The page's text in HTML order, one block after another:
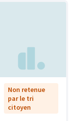
Non retenue
par le tri
citoyen